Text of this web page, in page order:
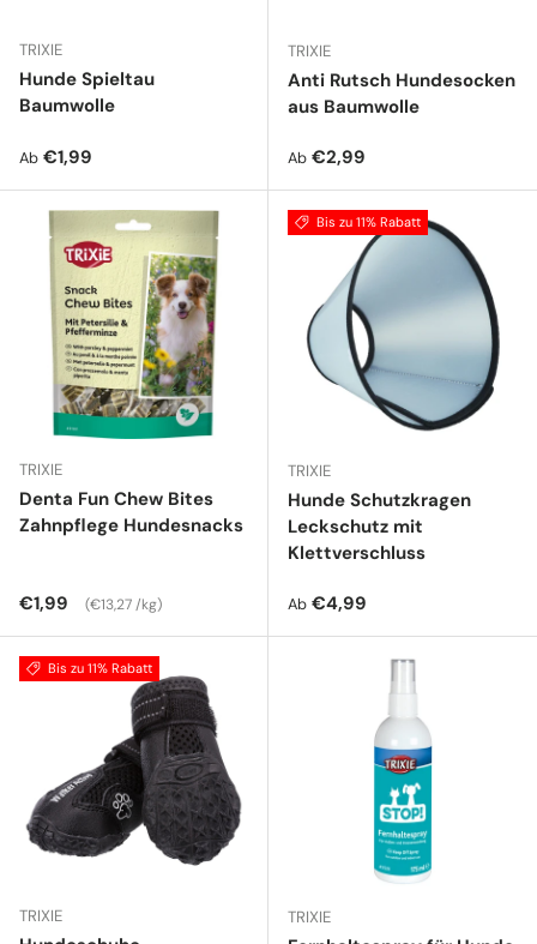
TRIXIE
Hunde Spieltau
Baumwolle
Normaler Preis
Ab €1,99
TRIXIE
Anti Rutsch Hundesocken
aus Baumwolle
Normaler Preis
Ab €2,99
TRIXIE
Denta Fun Chew Bites
Zahnpflege Hundesnacks
Normaler Preis
€1,99 Grundpreis
€13,27 /kg
Bis zu 11% Rabatt
TRIXIE
Hunde Schutzkragen
Leckschutz mit
Klettverschluss
Normaler Preis
Ab €4,99
Bis zu 11% Rabatt
TRIXIE TRIXIE